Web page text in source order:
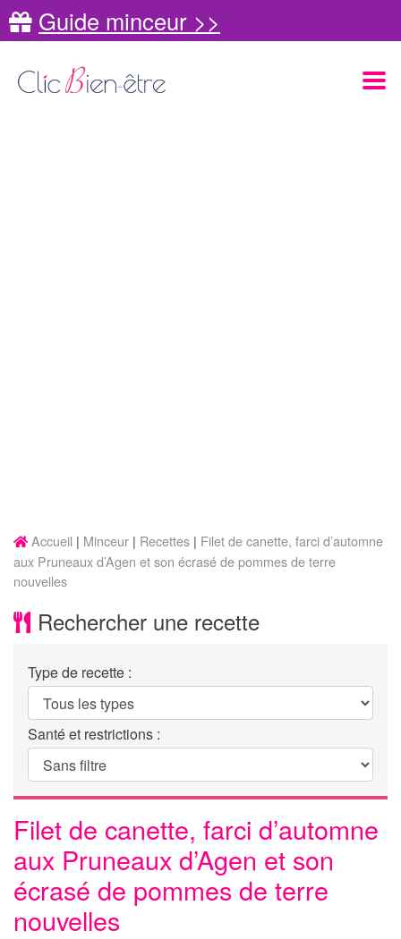
Guide minceur >>
Accueil Minceur Recettes
Filet de canette, farci d’automne
aux Pruneaux d’Agen et son écrasé de pommes de terre
nouvelles
Rechercher une recette
Type de recette :
Santé et restrictions :
Filet de canette, farci d’automne
aux Pruneaux d’Agen et son
écrasé de pommes de terre
nouvelles